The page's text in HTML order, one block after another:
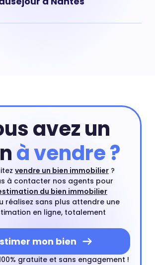
Estimer mon bien
avez un
à vendre ?
vendre un bien immobilier ?
à contacter nos agents pour
du bien immobilier
réalisez sans plus attendre une
en ligne, totalement
mon bien
gratuite et sans engagement !